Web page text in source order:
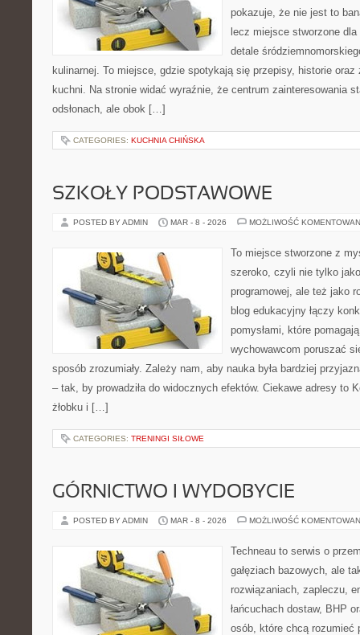
pokazuje, że nie jest to
lecz miejsce stworzone
detale
kulinarnej. To miejsce, gdzie spotykają się przepisy, historie oraz
kuchni. Na stronie widać wyraźnie, że centrum zainteresowania
odsłonach, ale obok […]
CATEGORIES: KUCHNIA CHIŃSKA
SZKOŁY PODSTAWOWE
POSTED BY ADMIN MAR - 8 - 2026 MOŻLIWOŚĆ
To miejsce stworzone z
szeroko, czyli nie tylko
programowej, ale też jako
blog edukacyjny łączy
pomysłami, które
wychowawcom poruszać
sposób zrozumiały. Zależy nam, aby nauka była bardziej
– tak, by prowadziła do widocznych efektów. Ciekawe adresy to
żłobku i […]
CATEGORIES: TRENINGI SIŁOWE
GÓRNICTWO I WYDOBYCIE
POSTED BY ADMIN MAR - 8 - 2026 MOŻLIWOŚĆ
Techneau to serwis o
gałęziach bazowych, ale
rozwiązaniach, zapleczu,
łańcuchach dostaw, BHP
osób, które chcą rozumieć